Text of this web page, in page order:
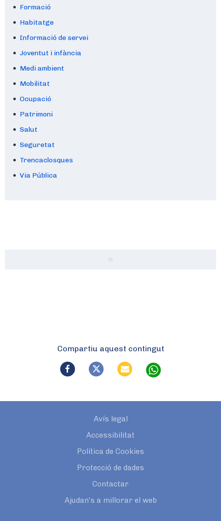
Formació
Habitatge
Informació de servei
Joventut i infància
Medi ambient
Mobilitat
Ocupació
Patrimoni
Salut
Seguretat
Trencaclosques
Via Pública
Compartiu aquest contingut
Avís legal
Accessibilitat
Política de Cookies
Protecció de dades
Contactar
Ajudan’s a millorar el web